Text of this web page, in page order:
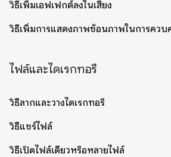
วิธีเพิ่มเอฟเฟกต์ลงในเสียง
วิธีเพิ่มการแสดงภาพซ้อนภาพในการควบ
ไฟล์และไดเรกทอรี
วิธีลากและวางไดเรกทอรี
วิธีแชร์ไฟล์
วิธีเปิดไฟล์เดียวหรือหลายไฟล์